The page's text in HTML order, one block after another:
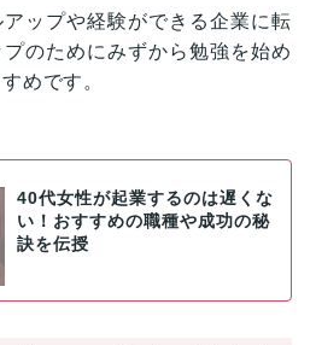
ップや経験ができる企業に転
のためにみずから勉強を始め
めです。
40代女性が起業するのは遅くな
い！おすすめの職種や成功の秘
訣を伝授